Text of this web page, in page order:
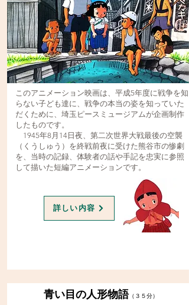
このアニメーション映画は、平成5年度に戦争を知
らない子ども達に、戦争の本当の姿を知っていた
だくために、埼玉ピースミュージアムが企画制作
したものです。
1945年8月14日夜、第二次世界大戦最後の空襲
（くうしゅう）を終戦前夜に受けた熊谷市の惨劇
を、当時の記録、体験者の話や手記を忠実に参照
して描いた短編アニメーションです。
詳しい内容
青い目の人形物語（３５分）